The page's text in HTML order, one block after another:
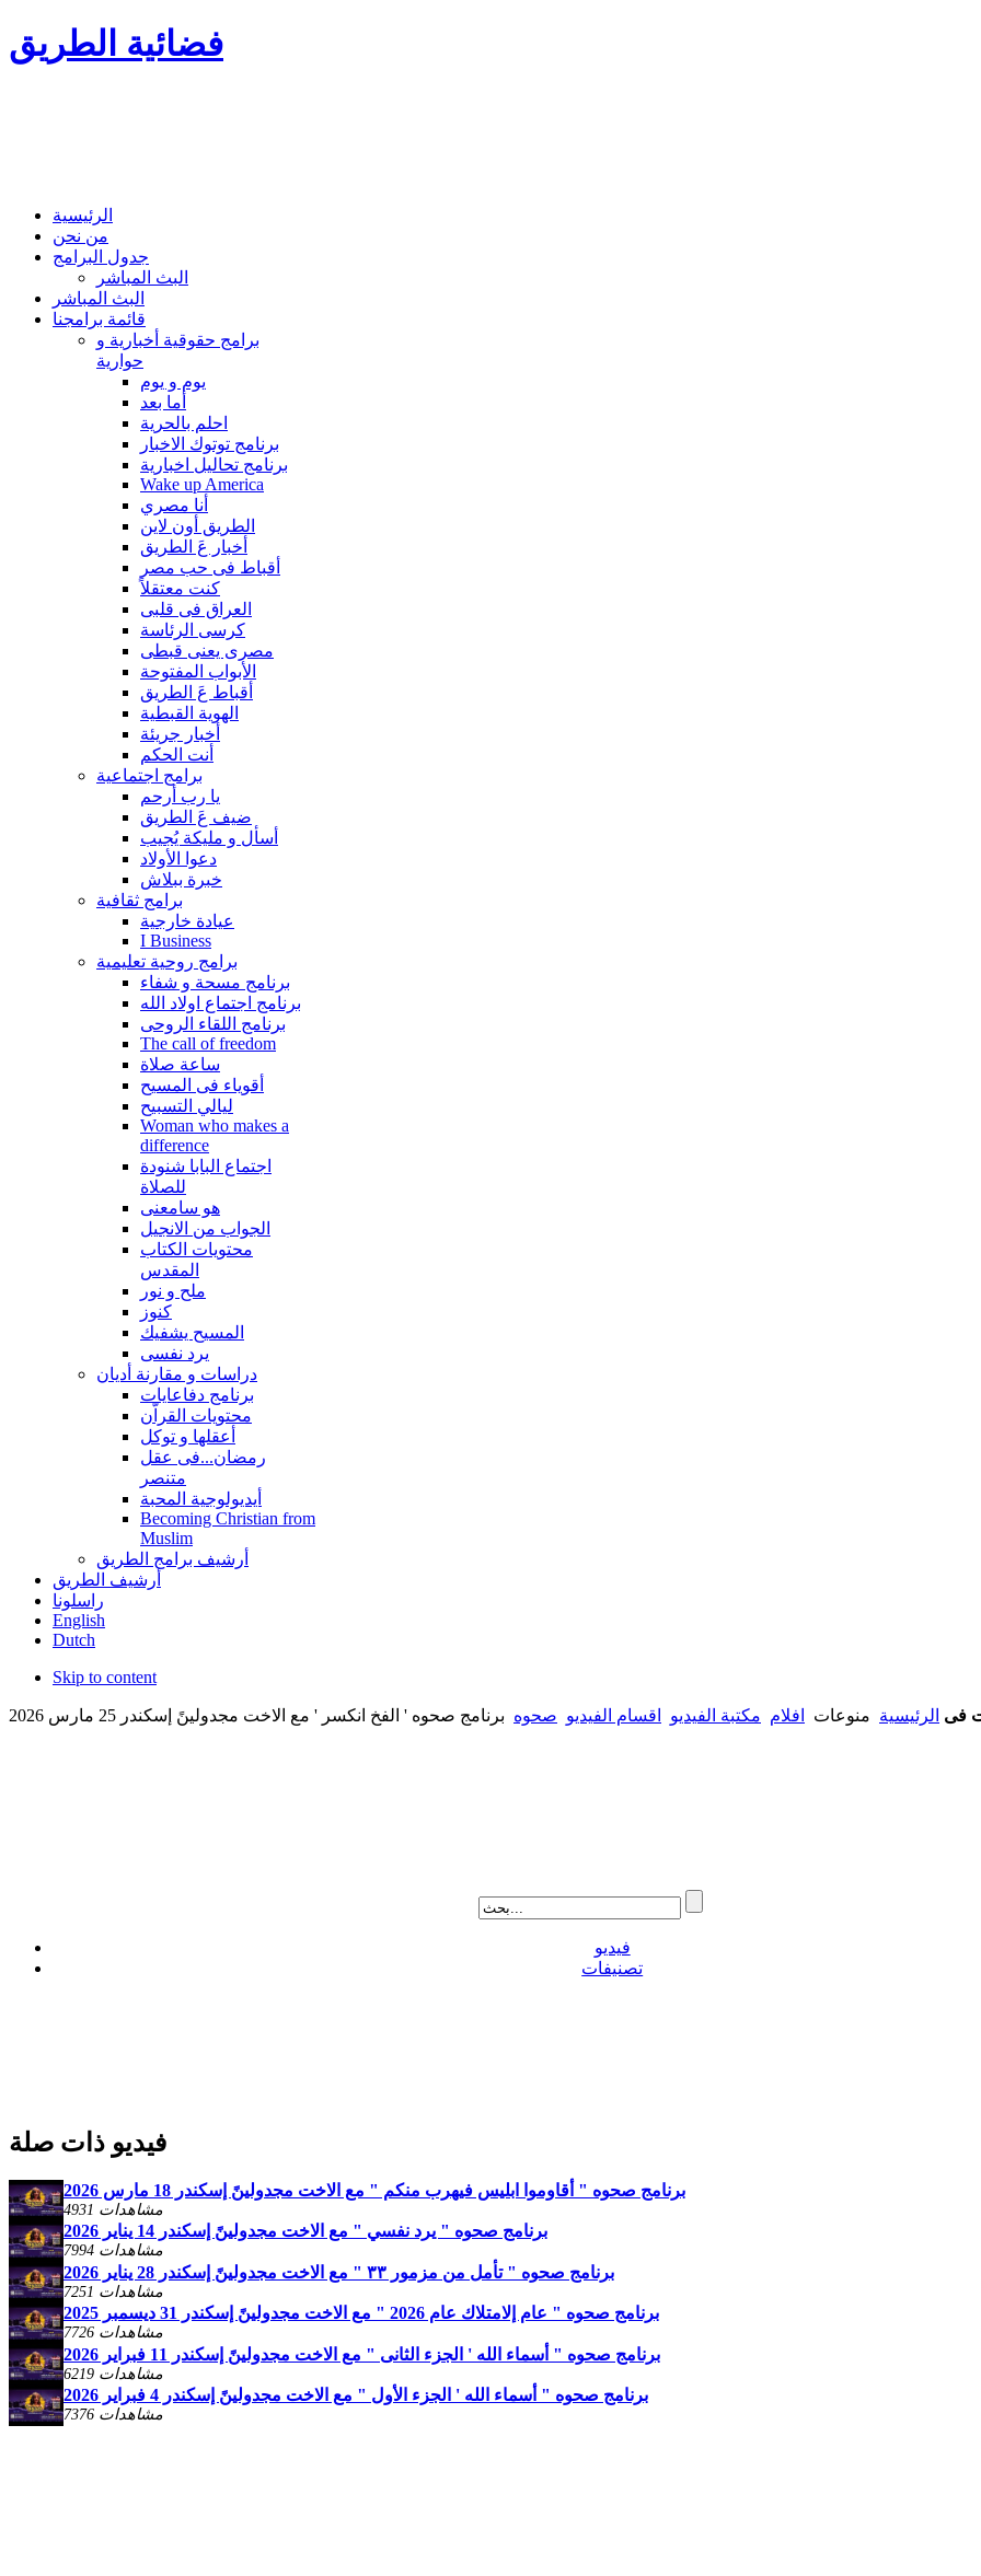
فضائية الطريق
الرئيسية
من نحن
جدول البرامج
البث المباشر
البث المباشر
قائمة برامجنا
برامج حقوقية أخبارية و
حوارية
يوم و يوم
أما بعد
احلم بالحرية
برنامج توتوك الاخبار
برنامج تحاليل اخبارية
Wake up America
أنا مصري
الطريق أون لاين
أخبار عَ الطريق
أقباط فى حب مصر
كنت معتقلاً
العراق فى قلبى
كرسى الرئاسة
مصرى يعنى قبطى
الأبواب المفتوحة
أقباط عَ الطريق
الهوية القبطية
أخبار جريئة
أنت الحكم
برامج اجتماعية
يا رب أرحم
ضيف عَ الطريق
أسأل و مليكة يُجيب
دعوا الأولاد
خبرة ببلاش
برامج ثقافية
عيادة خارجية
I Business
برامج روحية تعليمية
برنامج مسحة و شفاء
برنامج اجتماع اولاد الله
برنامج اللقاء الروحى
The call of freedom
ساعة صلاة
أقوياء فى المسيح
ليالي التسبيح
Woman who makes a
difference
اجتماع البابا شنودة
للصلاة
هو سامعنى
الجواب من الانجيل
محتويات الكتاب
المقدس
ملح و نور
كنوز
المسيح يشفيك
يرد نفسى
دراسات و مقارنة أديان
برنامج دفاعايات
محتويات القراّن
أعقلها و توكل
رمضان...فى عقل
متنصر
أيديولوجية المحبة
Becoming Christian from
Muslim
أرشيف برامج الطريق
أرشيف الطريق
راسلونا
English
Dutch
Skip to content
فى الرئيسية منوعات افلام مكتبة الفيديو اقسام الفيديو صحوه برنامج صحوه ' الفخ انكسر ' مع الاخت مجدولينً إسكندر 25 مارس 2026
فيديو
تصنيفات
فيديو ذات صلة
برنامج صحوه " أقاوموا ابليس فيهرب منكم " مع الاخت مجدولينً إسكندر 18 مارس 2026
4931 مشاهدات
برنامج صحوه " يرد نفسي " مع الاخت مجدولينً إسكندر 14 يناير 2026
7994 مشاهدات
برنامج صحوه " تأمل من مزمور ٣٣ " مع الاخت مجدولينً إسكندر 28 يناير 2026
7251 مشاهدات
برنامج صحوه " عام إلامتلاك عام 2026 " مع الاخت مجدولينً إسكندر 31 ديسمبر 2025
7726 مشاهدات
برنامج صحوه " أسماء الله ' الجزء الثانى " مع الاخت مجدولينً إسكندر 11 فبراير 2026
6219 مشاهدات
برنامج صحوه " أسماء الله ' الجزء الأول " مع الاخت مجدولينً إسكندر 4 فبراير 2026
7376 مشاهدات